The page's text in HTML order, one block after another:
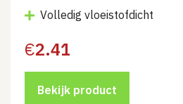
Volledig vloeistofdicht
€2.41
Bekijk product